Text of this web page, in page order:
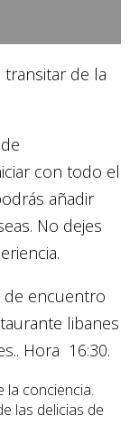
transitar de la
con todo el
añadir
No dejes
de encuentro
libanes
Hora 16:30.
la conciencia.
las delicias de